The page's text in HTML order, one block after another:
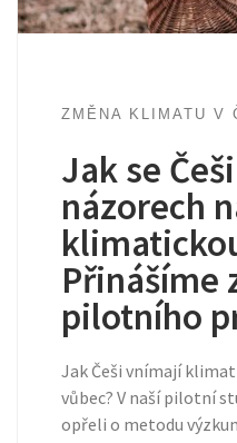
ZMĚNA KLIMATU V
Jak se
názorech
Přinášíme
pilotního
Jak Češi vnímají
vůbec? V naší pilotní
opřeli o metodu